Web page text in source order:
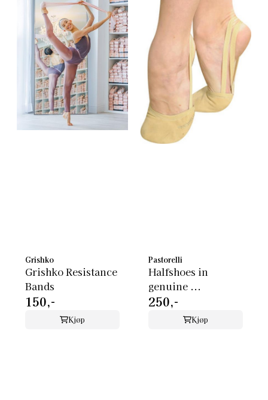
Grishko
Grishko Resistance
Bands
150,-
Kjøp
Pastorelli
Halfshoes in
genuine ...
250,-
Kjøp